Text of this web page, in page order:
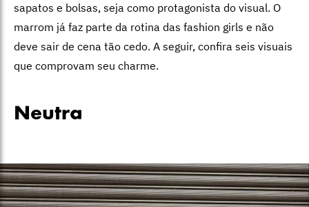
sapatos e bolsas, seja como protagonista do visual. O
marrom já faz parte da rotina das fashion girls e não
deve sair de cena tão cedo. A seguir, confira seis visuais
que comprovam seu charme.
Neutra